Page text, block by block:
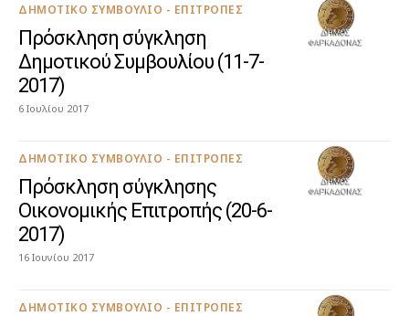
ΔΗΜΟΤΙΚΌ ΣΥΜΒΟΎΛΙΟ - ΕΠΙΤΡΟΠΈΣ
Πρόσκληση σύγκληση
Δημοτικού Συμβουλίου (11-7-
2017)
6 Ιουλίου 2017
ΔΗΜΟΤΙΚΌ ΣΥΜΒΟΎΛΙΟ - ΕΠΙΤΡΟΠΈΣ
Πρόσκληση σύγκλησης
Οικονομικής Επιτροπής (20-6-
2017)
16 Ιουνίου 2017
ΔΗΜΟΤΙΚΌ ΣΥΜΒΟΎΛΙΟ - ΕΠΙΤΡΟΠΈΣ